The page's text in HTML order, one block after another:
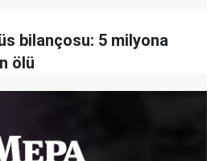
bilançosu: 5 milyona
ölü